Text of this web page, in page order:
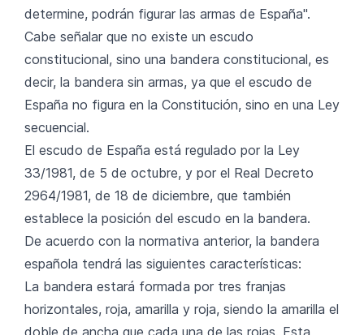
determine, podrán figurar las armas de España".
Cabe señalar que no existe un escudo
constitucional, sino una bandera constitucional, es
decir, la bandera sin armas, ya que el escudo de
España no figura en la Constitución, sino en una Ley
secuencial.
El escudo de España está regulado por la Ley
33/1981, de 5 de octubre, y por el Real Decreto
2964/1981, de 18 de diciembre, que también
establece la posición del escudo en la bandera.
De acuerdo con la normativa anterior, la bandera
española tendrá las siguientes características:
La bandera estará formada por tres franjas
horizontales, roja, amarilla y roja, siendo la amarilla el
doble de ancha que cada una de las rojas. Esta